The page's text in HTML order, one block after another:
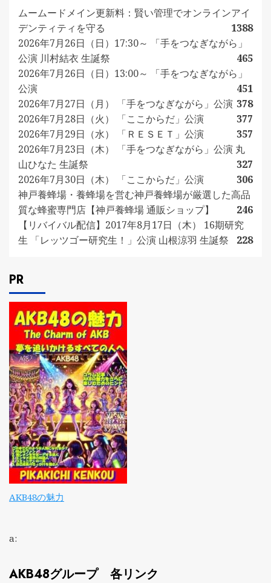
ムームードメイン更新料：賢い管理でオンラインアイ
デンティティを守る
1388
2026年7月26日（日）17:30～ 「手をつなぎながら」
公演 川村結衣 生誕祭
465
2026年7月26日（日）13:00～ 「手をつなぎながら」
公演
451
2026年7月27日（月） 「手をつなぎながら」公演 378
2026年7月28日（火） 「ここからだ」公演
377
2026年7月29日（水） 「ＲＥＳＥＴ」公演
357
2026年7月23日（木） 「手をつなぎながら」公演 丸
山ひなた 生誕祭
327
2026年7月30日（木） 「ここからだ」公演
306
神戸養蜂場・養蜂場を営む神戸養蜂場が厳選した高品
質な蜂蜜専門店【神戸養蜂場 通販ショップ】
246
【リバイバル配信】2017年8月17日（木） 16期研究
生 「レッツゴー研究生！」公演 山根涼羽 生誕祭
228
PR
AKB48の魅力
a:
AKB48グループ 各リンク